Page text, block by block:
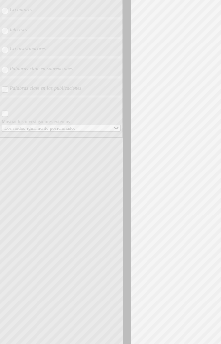
Co-autores
Intereses
Co-investigadores
Palabras clave en subvenciones
Palabras clave en las publicaciones
Mostrar los investigadores externos